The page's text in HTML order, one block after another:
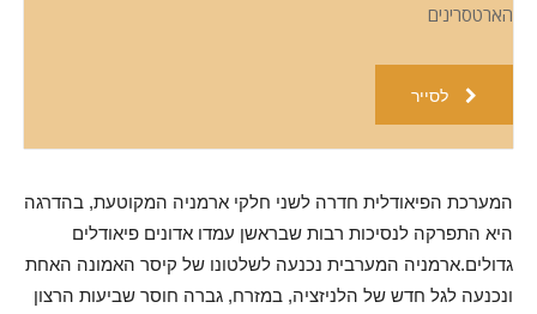
הארטסרינים
לסייר
המערכת הפיאודלית חדרה לשני חלקי ארמניה המקוטעת, בהדרגה
היא התפרקה לנסיכות רבות שבראשן עמדו אדונים פיאודלים
גדולים.ארמניה המערבית נכנעה לשלטונו של קיסר האמונה האחת
ונכנעה לגל חדש של הלניזציה, במזרח, גברה חוסר שביעות הרצון